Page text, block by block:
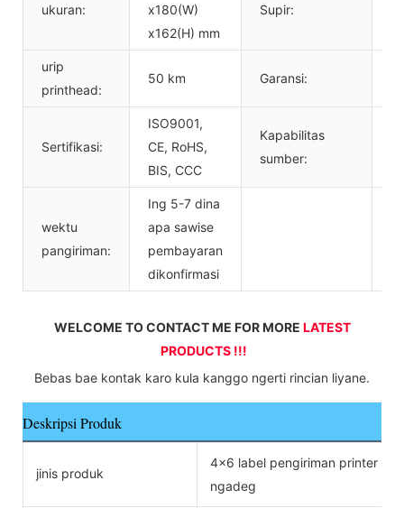
ukuran:
x180(W)
x162(H) mm
Supir:
urip
printhead:
50 km Garansi:
Sertifikasi:
ISO9001,
CE, RoHS,
BIS, CCC
Kapabilitas
sumber:
wektu
pangiriman:
Ing 5-7 dina
apa sawise
pembayaran
dikonfirmasi
WELCOME TO CONTACT ME FOR MORE LATEST
PRODUCTS !!!
Bebas bae kontak karo kula kanggo ngerti rincian liyane.
Deskripsi Produk
jinis produk
4x6 label pengiriman printer
ngadeg